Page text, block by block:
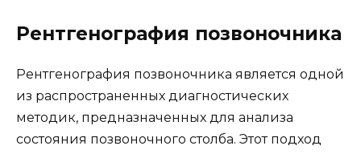
Рентгенография позвоночника
Рентгенография позвоночника является одной
из распространенных диагностических
методик, предназначенных для анализа
состояния позвоночного столба. Этот подход